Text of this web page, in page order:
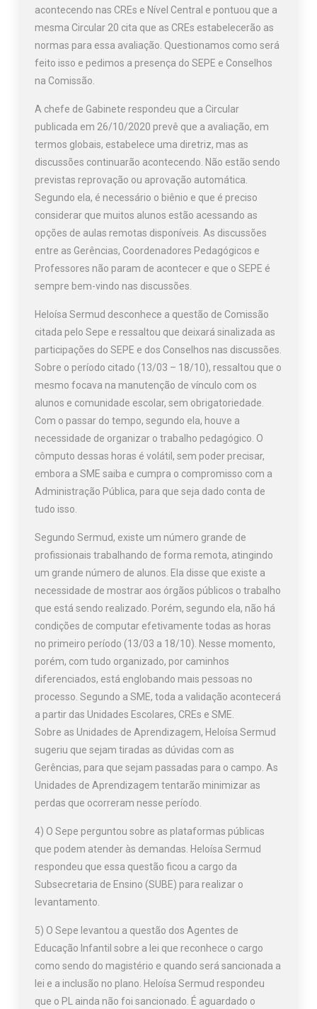
acontecendo nas CREs e Nível Central e pontuou que a
mesma Circular 20 cita que as CREs estabelecerão as
normas para essa avaliação. Questionamos como será
feito isso e pedimos a presença do SEPE e Conselhos
na Comissão.
A chefe de Gabinete respondeu que a Circular
publicada em 26/10/2020 prevê que a avaliação, em
termos globais, estabelece uma diretriz, mas as
discussões continuarão acontecendo. Não estão sendo
previstas reprovação ou aprovação automática.
Segundo ela, é necessário o biênio e que é preciso
considerar que muitos alunos estão acessando as
opções de aulas remotas disponíveis. As discussões
entre as Gerências, Coordenadores Pedagógicos e
Professores não param de acontecer e que o SEPE é
sempre bem-vindo nas discussões.
Heloísa Sermud desconhece a questão de Comissão
citada pelo Sepe e ressaltou que deixará sinalizada as
participações do SEPE e dos Conselhos nas discussões.
Sobre o período citado (13/03 – 18/10), ressaltou que o
mesmo focava na manutenção de vínculo com os
alunos e comunidade escolar, sem obrigatoriedade.
Com o passar do tempo, segundo ela, houve a
necessidade de organizar o trabalho pedagógico. O
cômputo dessas horas é volátil, sem poder precisar,
embora a SME saiba e cumpra o compromisso com a
Administração Pública, para que seja dado conta de
tudo isso.
Segundo Sermud, existe um número grande de
profissionais trabalhando de forma remota, atingindo
um grande número de alunos. Ela disse que existe a
necessidade de mostrar aos órgãos públicos o trabalho
que está sendo realizado. Porém, segundo ela, não há
condições de computar efetivamente todas as horas
no primeiro período (13/03 a 18/10). Nesse momento,
porém, com tudo organizado, por caminhos
diferenciados, está englobando mais pessoas no
processo. Segundo a SME, toda a validação acontecerá
a partir das Unidades Escolares, CREs e SME.
Sobre as Unidades de Aprendizagem, Heloísa Sermud
sugeriu que sejam tiradas as dúvidas com as
Gerências, para que sejam passadas para o campo. As
Unidades de Aprendizagem tentarão minimizar as
perdas que ocorreram nesse período.
4) O Sepe perguntou sobre as plataformas públicas
que podem atender às demandas. Heloísa Sermud
respondeu que essa questão ficou a cargo da
Subsecretaria de Ensino (SUBE) para realizar o
levantamento.
5) O Sepe levantou a questão dos Agentes de
Educação Infantil sobre a lei que reconhece o cargo
como sendo do magistério e quando será sancionada a
lei e a inclusão no plano. Heloísa Sermud respondeu
que o PL ainda não foi sancionado. É aguardado o